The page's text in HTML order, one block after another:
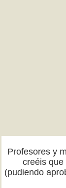
Profesores y
creéis
(pudiendo